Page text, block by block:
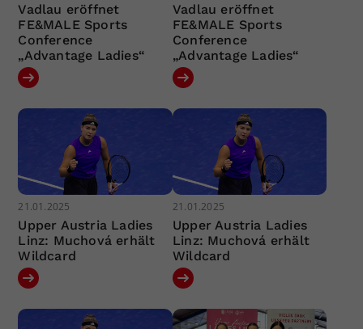
Vadlau eröffnet
FE&MALE Sports
Conference
„Advantage Ladies“
Vadlau eröffnet
FE&MALE Sports
Conference
„Advantage Ladies“
21.01.2025
Upper Austria Ladies
Linz: Muchová erhält
Wildcard
21.01.2025
Upper Austria Ladies
Linz: Muchová erhält
Wildcard